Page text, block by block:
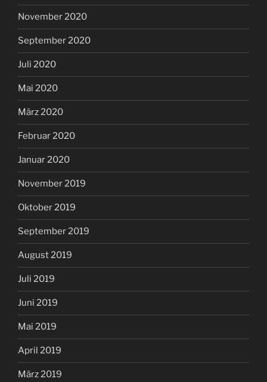
November 2020
September 2020
Juli 2020
Mai 2020
März 2020
Februar 2020
Januar 2020
November 2019
Oktober 2019
September 2019
August 2019
Juli 2019
Juni 2019
Mai 2019
April 2019
März 2019